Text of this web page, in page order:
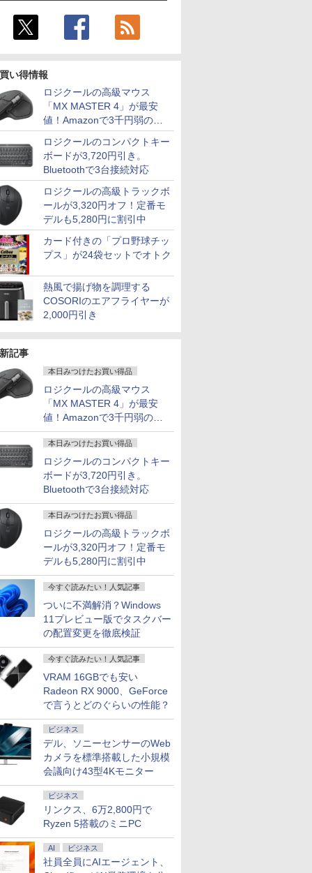
い得情報
ロジクールの高級マウス
「MX MASTER 4」が最安
値！Amazonで3千円弱の割
引
ロジクールのコンパクトキー
ボードが3,720円引き。
Bluetoothで3台接続対応
ロジクールの高級トラックボ
ールが3,320円オフ！定番モ
デルも5,280円に割引中
カード付きの「プロ野球チッ
プス」が24袋セットでオトク
熱風で揚げ物を調理する
COSORIのエアフライヤーが
2,000円引き
記事
本日みつけたお買い得品
ロジクールの高級マウス
「MX MASTER 4」が最安
値！Amazonで3千円弱の割
引
本日みつけたお買い得品
ロジクールのコンパクトキー
ボードが3,720円引き。
Bluetoothで3台接続対応
本日みつけたお買い得品
ロジクールの高級トラックボ
ールが3,320円オフ！定番モ
デルも5,280円に割引中
今すぐ読みたい！人気記事
ついに不満解消？Windows
11プレビュー版でタスクバー
の配置変更を徹底検証
今すぐ読みたい！人気記事
VRAM 16GBでも安い
Radeon RX 9000、GeForce
で言うとどのぐらいの性能？
ビジネス
デル、ソニーセンサーのWeb
カメラを標準搭載した小規模
会議向け43型4Kモニター
ビジネス
リンクス、6万2,800円で
Ryzen 5搭載のミニPC
AI ビジネス
社員全員にAIエージェント、